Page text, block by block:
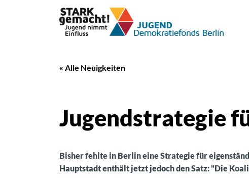
« Alle Neuigkeiten
Jugendstrategie
Bisher fehlte in Berlin eine Strategie für
Hauptstadt enthält jetzt jedoch den Satz: "Die